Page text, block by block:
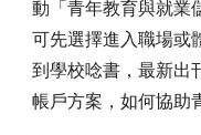
動「青年教育與就業
可先選擇進入職場或
到學校唸書，最新出
帳戶方案，如何協助